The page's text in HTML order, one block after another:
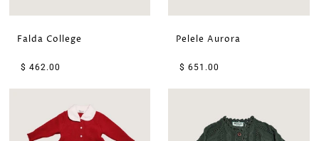
Falda College
$ 462.00
Pelele Aurora
$ 651.00